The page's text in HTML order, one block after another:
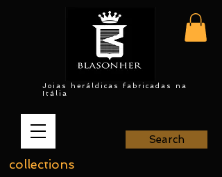
Joias heráldicas fabricadas na
Itália
collections
Search